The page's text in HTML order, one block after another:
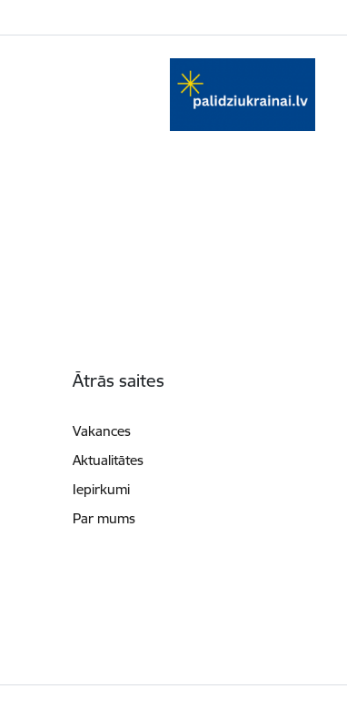
Ātrās saites
Vakances
Aktualitātes
Iepirkumi
Par mums